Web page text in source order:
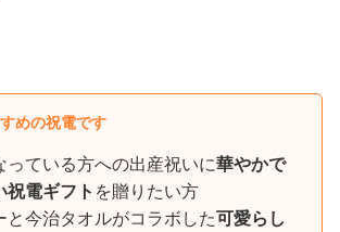
めの祝電です
っている方への出産祝いに華やかで
祝電ギフト を贈りたい方
と今治タオルがコラボした可愛らし